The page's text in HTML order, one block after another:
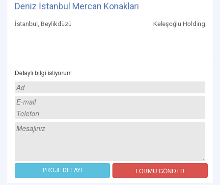
Deniz İstanbul Mercan Konakları
İstanbul, Beylikdüzü Keleşoğlu Holding
Detaylı bilgi istiyorum
PROJE DETAYI FORMU GÖNDER